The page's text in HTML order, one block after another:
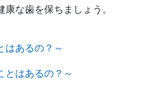
な歯を保ちましょう。
はあるの？～